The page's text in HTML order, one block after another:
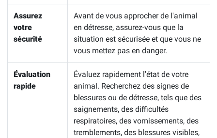
Assurez
votre
sécurité
Avant de vous approcher de l'animal
en détresse, assurez-vous que la
situation est sécurisée et que vous ne
vous mettez pas en danger.
Évaluation
rapide
Évaluez rapidement l'état de votre
animal. Recherchez des signes de
blessures ou de détresse, tels que des
saignements, des difficultés
respiratoires, des vomissements, des
tremblements, des blessures visibles,